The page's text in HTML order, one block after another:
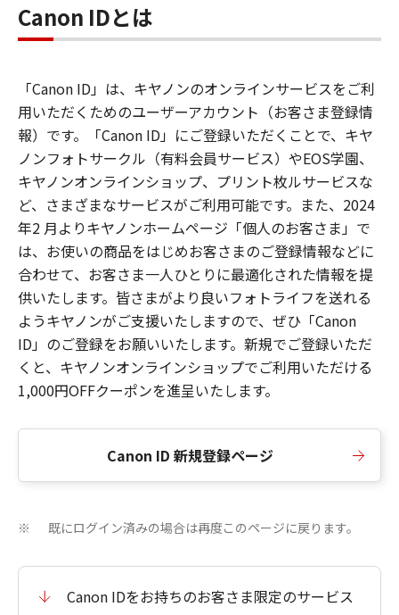
Canon IDとは
「Canon ID」は、キヤノンのオンラインサービスをご利
用いただくためのユーザーアカウント（お客さま登録情
報）です。「Canon ID」にご登録いただくことで、キヤ
ノンフォトサークル（有料会員サービス）やEOS学園、
キヤノンオンラインショップ、プリント枚ルサービスな
ど、さまざまなサービスがご利用可能です。また、2024
年2 月よりキヤノンホームページ「個人のお客さま」で
は、お使いの商品をはじめお客さまのご登録情報などに
合わせて、お客さま一人ひとりに最適化された情報を提
供いたします。皆さまがより良いフォトライフを送れる
ようキヤノンがご支援いたしますので、ぜひ「Canon
ID」のご登録をお願いいたします。新規でご登録いただ
くと、キヤノンオンラインショップでご利用いただける
1,000円OFFクーポンを進呈いたします。
Canon ID 新規登録ページ
※ 既にログイン済みの場合は再度このページに戻ります。
Canon IDをお持ちのお客さま限定のサービス